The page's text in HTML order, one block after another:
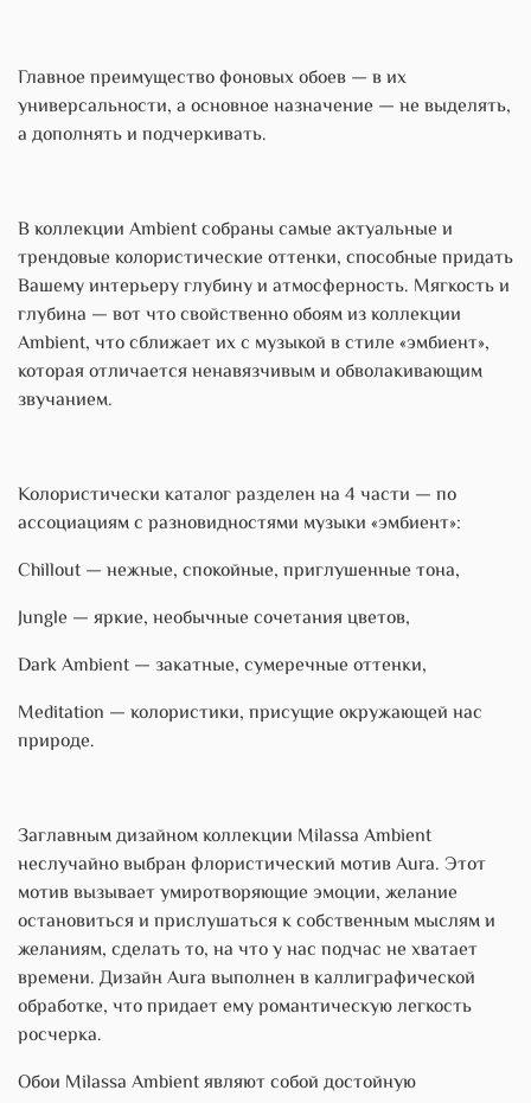
Главное преимущество фоновых обоев — в их
универсальности, а основное назначение — не выделять,
а дополнять и подчеркивать.
В коллекции Ambient собраны самые актуальные и
трендовые колористические оттенки, способные придать
Вашему интерьеру глубину и атмосферность. Мягкость и
глубина — вот что свойственно обоям из коллекции
Ambient, что сближает их с музыкой в стиле «эмбиент»,
которая отличается ненавязчивым и обволакивающим
звучанием.
Колористически каталог разделен на 4 части — по
ассоциациям с разновидностями музыки «эмбиент»:
Chillout — нежные, спокойные, приглушенные тона,
Jungle — яркие, необычные сочетания цветов,
Dark Ambient — закатные, сумеречные оттенки,
Meditation — колористики, присущие окружающей нас
природе.
Заглавным дизайном коллекции Milassa Ambient
неслучайно выбран флористический мотив Aura. Этот
мотив вызывает умиротворяющие эмоции, желание
остановиться и прислушаться к собст­венным мыслям и
желаниям, сделать то, на что у нас подчас не хватает
времени. Дизайн Aura выполнен в каллиграфической
обработке, что придает ему романтическую легкость
росчерка.
Обои Milassa Ambient являют собой достойную